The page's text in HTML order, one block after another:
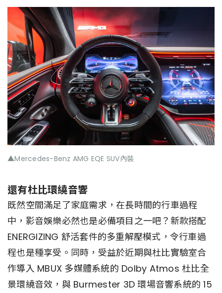
▲Mercedes-Benz AMG EQE SUV內裝
還有杜比環繞音響
既然空間滿足了家庭需求，在長時間的行車過程
中，影音娛樂必然也是必備項目之一吧？新款搭配
ENERGIZING 舒活套件的多重解壓模式，令行車過
程也是種享受。同時，受益於近期與杜比實驗室合
作導入 MBUX 多媒體系統的 Dolby Atmos 杜比全
景環繞音效，與 Burmester 3D 環場音響系統的 15